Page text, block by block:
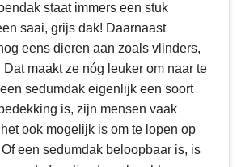
staat immers een stuk
saai, grijs dak! Daarnaast
eens dieren aan zoals vlinders,
maakt ze nóg leuker om naar te
sedumdak eigenlijk een soort
is, zijn mensen vaak
ook mogelijk is om te lopen op
een sedumdak beloopbaar is, is